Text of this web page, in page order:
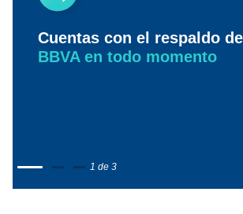
Cuentas con el respaldo de
BBVA en todo momento
1 de 3